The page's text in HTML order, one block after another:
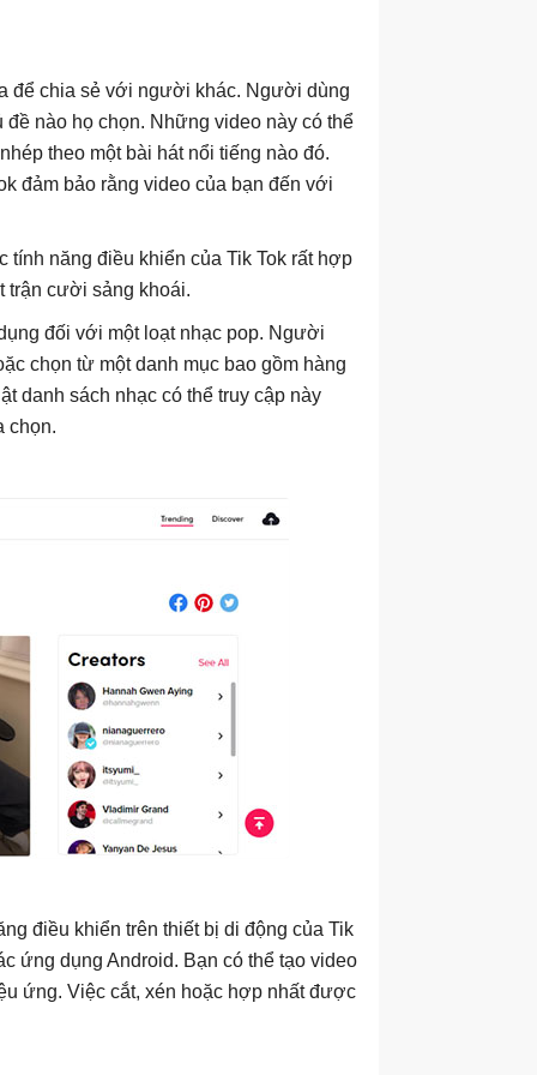
để chia sẻ với người khác. Người dùng
nào họ chọn. Những video này có thể
theo một bài hát nổi tiếng nào đó.
đảm bảo rằng video của bạn đến với
năng điều khiển của Tik Tok rất hợp
trận cười sảng khoái.
đối với một loạt nhạc pop. Người
chọn từ một danh mục bao gồm hàng
danh sách nhạc có thể truy cập này
chọn.
điều khiển trên thiết bị di động của Tik
ứng dụng Android. Bạn có thể tạo video
ứng. Việc cắt, xén hoặc hợp nhất được